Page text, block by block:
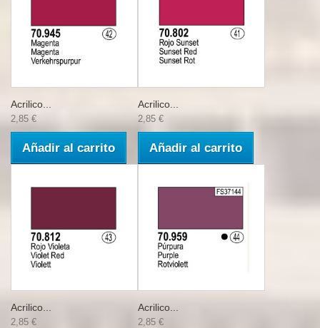
Acrilico...
2,85 €
Añadir al carrito
Acrilico...
2,85 €
Añadir al carrito
Acrilico...
2,85 €
Acrilico...
2,85 €